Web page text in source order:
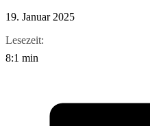
19. Januar 2025
Lesezeit:
8:1 min